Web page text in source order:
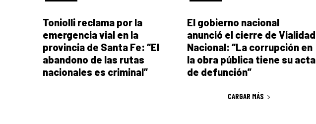
Toniolli reclama por la
emergencia vial en la
provincia de Santa Fe: “El
abandono de las rutas
nacionales es criminal”
El gobierno nacional
anunció el cierre de Vialidad
Nacional: “La corrupción en
la obra pública tiene su acta
de defunción”
CARGAR MÁS